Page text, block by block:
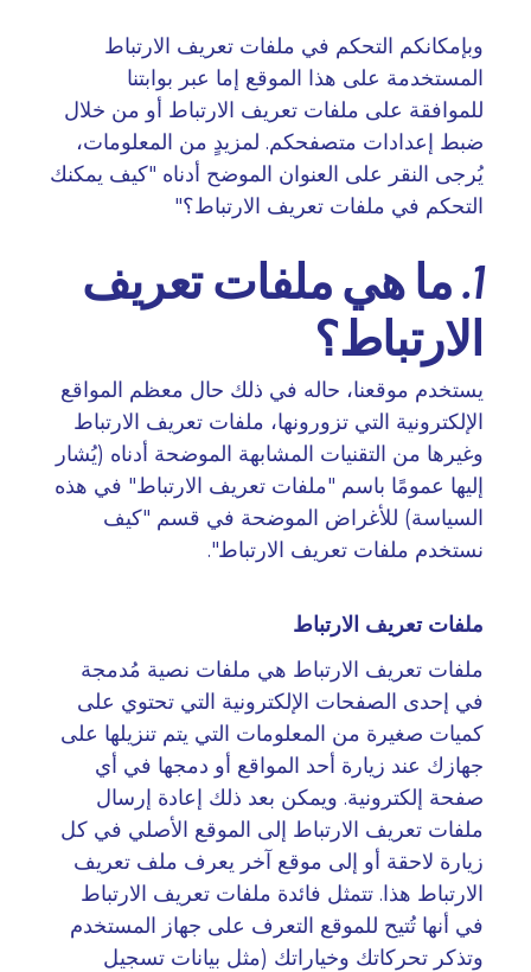
وبإمكانكم التحكم في ملفات تعريف الارتباط
المستخدمة على هذا الموقع إما عبر بوابتنا
للموافقة على ملفات تعريف الارتباط أو من خلال
ضبط إعدادات متصفحكم. لمزيدٍ من المعلومات،
يُرجى النقر على العنوان الموضح أدناه "كيف يمكنك
التحكم في ملفات تعريف الارتباط؟"
1. ما هي ملفات تعريف
الارتباط؟
يستخدم موقعنا، حاله في ذلك حال معظم المواقع
الإلكترونية التي تزورونها، ملفات تعريف الارتباط
وغيرها من التقنيات المشابهة الموضحة أدناه (يُشار
إليها عمومًا باسم "ملفات تعريف الارتباط" في هذه
السياسة) للأغراض الموضحة في قسم "كيف
نستخدم ملفات تعريف الارتباط".
ملفات تعريف الارتباط
ملفات تعريف الارتباط هي ملفات نصية مُدمجة
في إحدى الصفحات الإلكترونية التي تحتوي على
كميات صغيرة من المعلومات التي يتم تنزيلها على
جهازك عند زيارة أحد المواقع أو دمجها في أي
صفحة إلكترونية. ويمكن بعد ذلك إعادة إرسال
ملفات تعريف الارتباط إلى الموقع الأصلي في كل
زيارة لاحقة أو إلى موقع آخر يعرف ملف تعريف
الارتباط هذا. تتمثل فائدة ملفات تعريف الارتباط
في أنها تُتيح للموقع التعرف على جهاز المستخدم
وتذكر تحركاتك وخياراتك (مثل بيانات تسجيل